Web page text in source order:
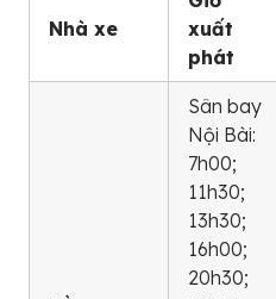
Nhà xe
xuất
phát
Sân bay
Nội Bài:
7h00;
11h30;
13h30;
16h00;
20h30;